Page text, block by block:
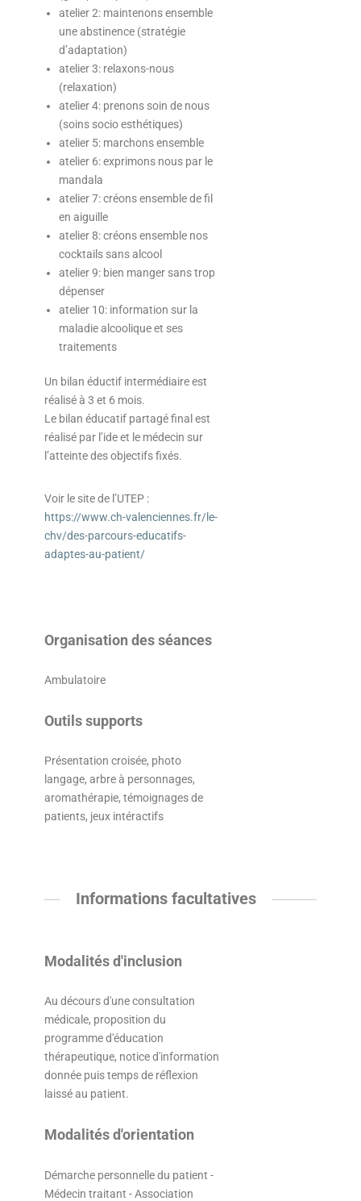
atelier 2: maintenons ensemble
une abstinence (stratégie
d’adaptation)
atelier 3: relaxons-nous
(relaxation)
atelier 4: prenons soin de nous
(soins socio esthétiques)
atelier 5: marchons ensemble
atelier 6: exprimons nous par le
mandala
atelier 7: créons ensemble de fil
en aiguille
atelier 8: créons ensemble nos
cocktails sans alcool
atelier 9: bien manger sans trop
dépenser
atelier 10: information sur la
maladie alcoolique et ses
traitements
Un bilan éductif intermédiaire est
réalisé à 3 et 6 mois.
Le bilan éducatif partagé final est
réalisé par l’ide et le médecin sur
l’atteinte des objectifs fixés.
Voir le site de l’UTEP :
https://www.ch-valenciennes.fr/le-
chv/des-parcours-educatifs-
adaptes-au-patient/
Organisation des séances
Ambulatoire
Outils supports
Présentation croisée, photo
langage, arbre à personnages,
aromathérapie, témoignages de
patients, jeux intéractifs
Informations facultatives
Modalités d'inclusion
Au décours d'une consultation
médicale, proposition du
programme d'éducation
thérapeutique, notice d'information
donnée puis temps de réflexion
laissé au patient.
Modalités d'orientation
Démarche personnelle du patient -
Médecin traitant - Association